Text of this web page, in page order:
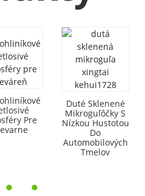
Pre
Duté Sklenené
Mikroguľôčky S
Nízkou Hustotou
Do
Automobilových
Tmelov